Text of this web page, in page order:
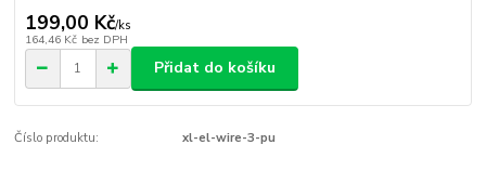
199,00 Kč/ks
164,46 Kč bez DPH
Přidat do košíku
Číslo produktu: xl-el-wire-3-pu